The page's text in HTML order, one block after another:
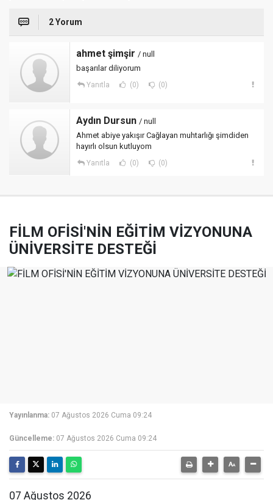
2 Yorum
ahmet şimşir / null
başarılar diliyorum
Yanıtla (0) (0)
Aydın Dursun / null
Ahmet abiye yakışır Cağlayan muhtarlığı şimdiden
hayırlı olsun kutluyom
Yanıtla (0) (0)
FİLM OFİSİ'NİN EĞİTİM VİZYONUNA
ÜNİVERSİTE DESTEĞİ
Yayınlanma: 07 Ağustos 2026 Cuma 09:24
Güncelleme: 07 Ağustos 2026 Cuma 09:24
07 Ağustos 2026